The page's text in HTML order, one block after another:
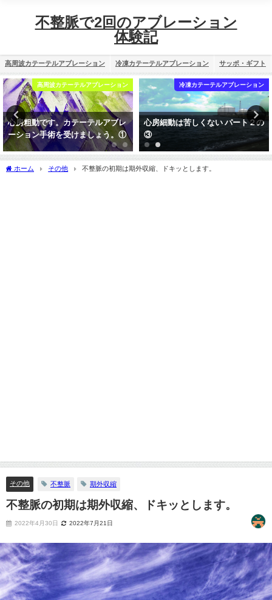
不整脈で2回のアブレーション
体験記
高周波カテーテルアブレーション 冷凍カテーテルアブレーション サッポ・ギフト
高周波カテーテルアブレーション
心房粗動です。カテーテルアブレ
ーション手術を受けましょう。①
冷凍カテーテルアブレーション
心房細動は苦しくない パート２の
③
ホーム その他 不整脈の初期は期外収縮、ドキッとします。
その他 不整脈 期外収縮
不整脈の初期は期外収縮、ドキッとします。
2022年4月30日 2022年7月21日